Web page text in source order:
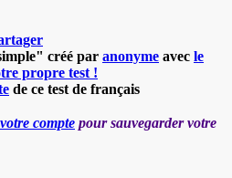
créé par anonyme avec le
propre test !
de ce test de français
compte pour sauvegarder votre